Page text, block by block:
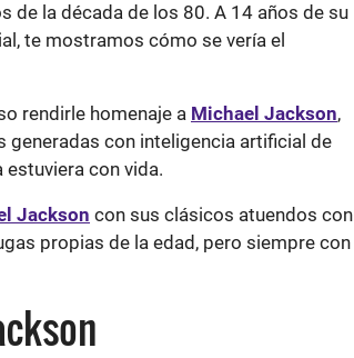
de la década de los 80. A 14 años de su
te mostramos cómo se vería el
rendirle homenaje a Michael Jackson,
generadas con inteligencia artificial de
con vida.
Jackson con sus clásicos atuendos con
propias de la edad, pero siempre con